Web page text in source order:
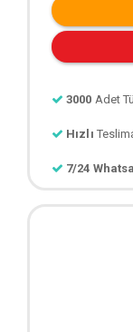
3000 Adet
Hızlı
7/24